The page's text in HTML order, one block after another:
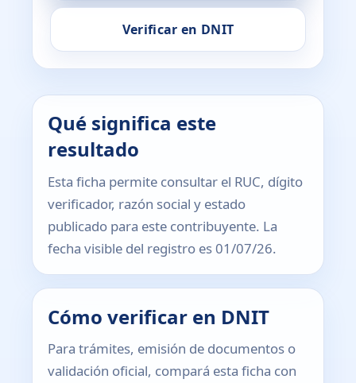
Verificar en DNIT
Qué significa este
resultado
Esta ficha permite consultar el RUC, dígito
verificador, razón social y estado
publicado para este contribuyente. La
fecha visible del registro es 01/07/26.
Cómo verificar en DNIT
Para trámites, emisión de documentos o
validación oficial, compará esta ficha con